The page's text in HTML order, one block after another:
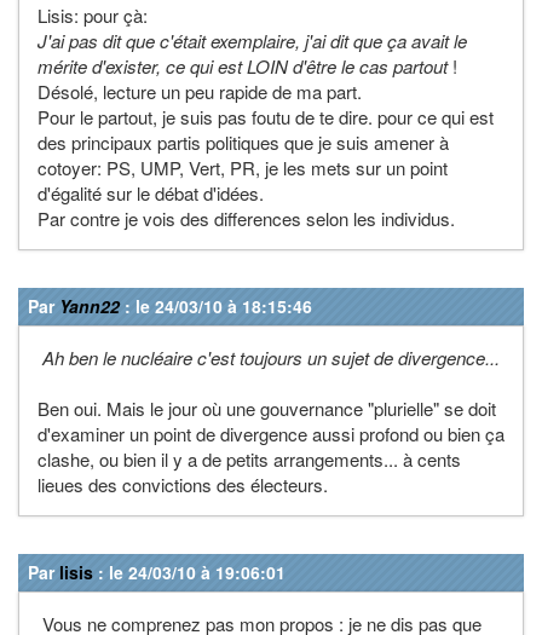
Lisis: pour çà:
J'ai pas dit que c'était exemplaire, j'ai dit que ça avait le
mérite d'exister, ce qui est LOIN d'être le cas partout!
Désolé, lecture un peu rapide de ma part.
Pour le partout, je suis pas foutu de te dire. pour ce qui est
des principaux partis politiques que je suis amener à
cotoyer: PS, UMP, Vert, PR, je les mets sur un point
d'égalité sur le débat d'idées.
Par contre je vois des differences selon les individus.
Par Yann22: le 24/03/10 à 18:15:46
Ah ben le nucléaire c'est toujours un sujet de divergence...
Ben oui. Mais le jour où une gouvernance "plurielle" se doit
d'examiner un point de divergence aussi profond ou bien ça
clashe, ou bien il y a de petits arrangements... à cents
lieues des convictions des électeurs.
Par lisis : le 24/03/10 à 19:06:01
Vous ne comprenez pas mon propos : je ne dis pas que